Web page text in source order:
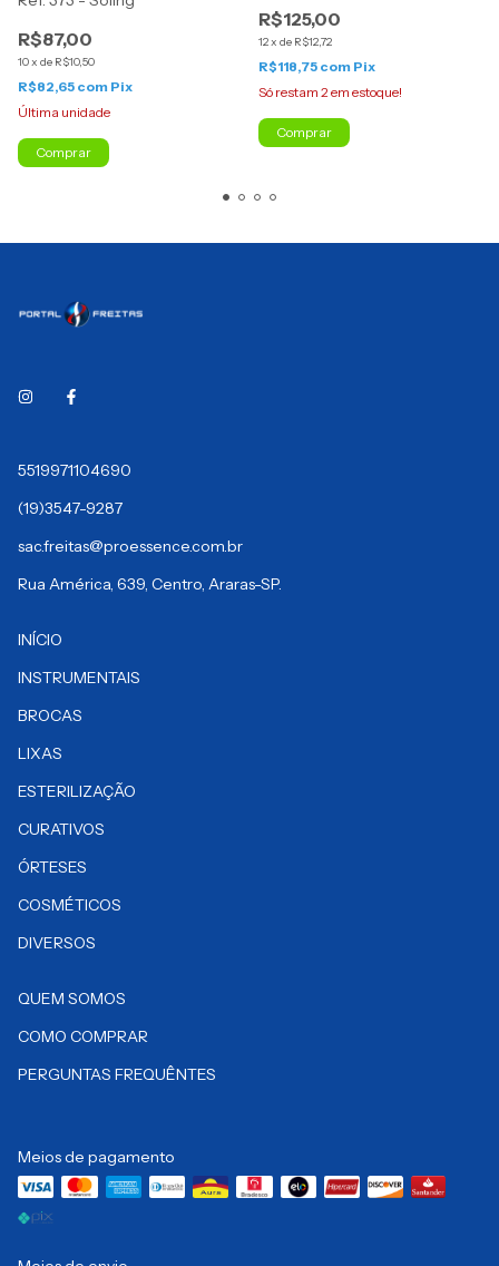
R$87,00
10x de R$10,50
R$82,65 com Pix
Última unidade
R$125,00
12x de R$12,72
R$118,75 com Pix
Só restam 2em estoque!
5519971104690
(19)3547-9287
sac.freitas@proessence.com.br
Rua América, 639, Centro, Araras-SP.
INÍCIO
INSTRUMENTAIS
BROCAS
LIXAS
ESTERILIZAÇÃO
CURATIVOS
ÓRTESES
COSMÉTICOS
DIVERSOS
QUEM SOMOS
COMO COMPRAR
PERGUNTAS FREQUÊNTES
Meios de pagamento